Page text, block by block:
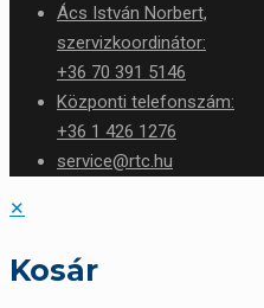
Ács István Norbert,
szervizkoordinátor:
+36 70 391 5146
Központi telefonszám:
+36 1 426 1276
service@rtc.hu
✕
Kosár